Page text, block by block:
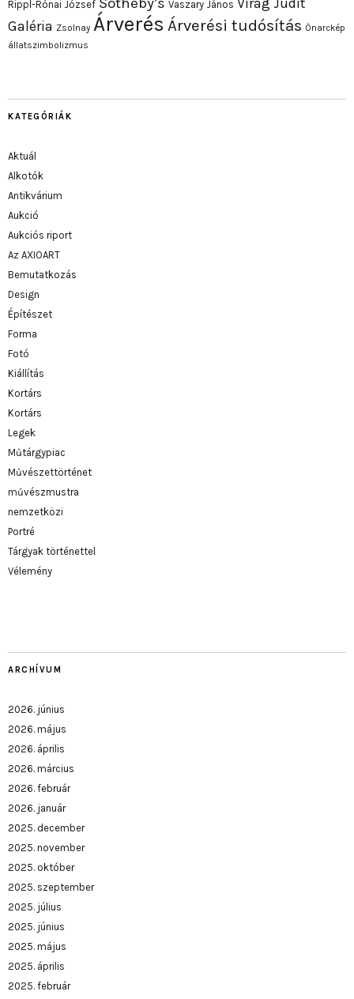
Rippl-Rónai József Vaszary János Virág Judit
Galéria Zsolnay Árverés Árverési tudósítás Önarckép
állatszimbolizmus
KATEGÓRIÁK
Aktuál
Alkotók
Antikvárium
Aukció
Aukciós riport
Az AXIOART
Bemutatkozás
Design
Építészet
Forma
Fotó
Kiállítás
Kortárs
Kortárs
Legek
Műtárgypiac
Művészettörténet
művészmustra
nemzetközi
Portré
Tárgyak történettel
Vélemény
ARCHÍVUM
2026. június
2026. május
2026. április
2026. március
2026. február
2026. január
2025. december
2025. november
2025. október
2025. szeptember
2025. július
2025. június
2025. május
2025. április
2025. február